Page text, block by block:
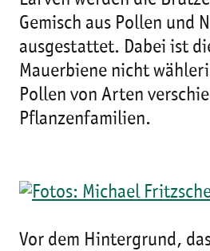
Gemisch aus Pollen und
ausgestattet. Dabei ist
Mauerbiene nicht
Pollen von Arten
Pflanzenfamilien.
Vor dem Hintergrund,